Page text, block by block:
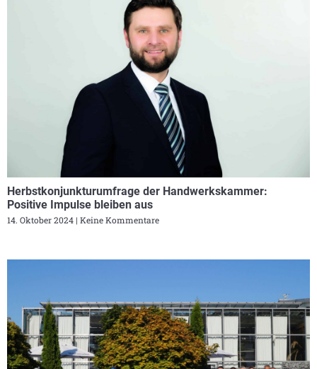
Herbstkonjunkturumfrage der Handwerkskammer:
Positive Impulse bleiben aus
14. Oktober 2024 Keine Kommentare